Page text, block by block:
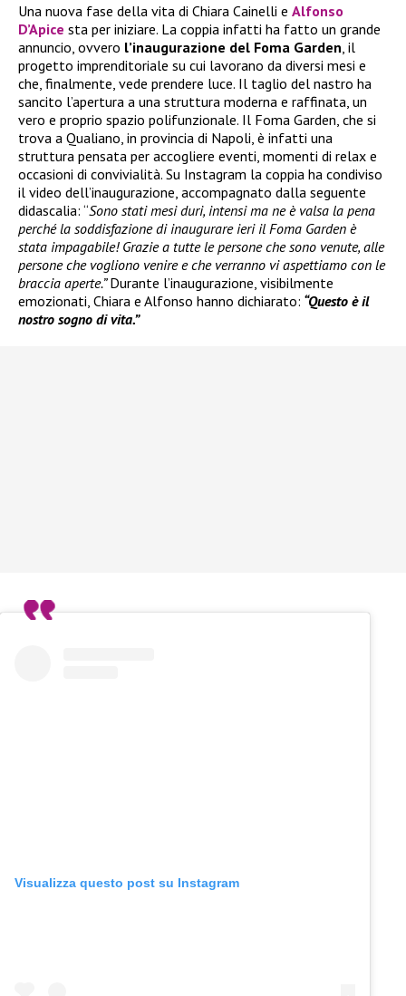
Una nuova fase della vita di Chiara Cainelli e Alfonso
D’Apice sta per iniziare. La coppia infatti ha fatto un grande
annuncio, ovvero l’inaugurazione del Foma Garden , il
progetto imprenditoriale su cui lavorano da diversi mesi e
che, finalmente, vede prendere luce. Il taglio del nastro ha
sancito l’apertura a una struttura moderna e raffinata, un
vero e proprio spazio polifunzionale. Il Foma Garden, che si
trova a Qualiano, in provincia di Napoli, è infatti una
struttura pensata per accogliere eventi, momenti di relax e
occasioni di convivialità. Su Instagram la coppia ha condiviso
il video dell’inaugurazione, accompagnato dalla seguente
didascalia: “Sono stati mesi duri, intensi ma ne è valsa la pena
perché la soddisfazione di inaugurare ieri il Foma Garden è
stata impagabile! Grazie a tutte le persone che sono venute, alle
persone che vogliono venire e che verranno vi aspettiamo con le
braccia aperte.”Durante l’inaugurazione, visibilmente
emozionati, Chiara e Alfonso hanno dichiarato: “Questo è il
nostro sogno di vita.”
Visualizza questo post su Instagram